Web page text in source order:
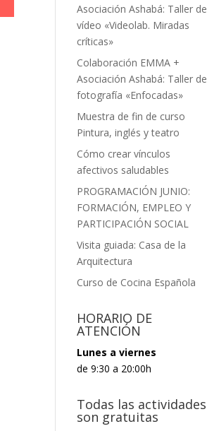
Asociación Ashabá: Taller de
vídeo «Videolab. Miradas
críticas»
Colaboración EMMA +
Asociación Ashabá: Taller de
fotografía «Enfocadas»
Muestra de fin de curso
Pintura, inglés y teatro
Cómo crear vínculos
afectivos saludables
PROGRAMACIÓN JUNIO:
FORMACIÓN, EMPLEO Y
PARTICIPACIÓN SOCIAL
Visita guiada: Casa de la
Arquitectura
Curso de Cocina Española
HORARIO DE
ATENCIÓN
Lunes a viernes
de 9:30 a 20:00h
Todas las actividades
son gratuitas